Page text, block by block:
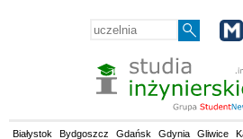
Białystok Bydgoszcz Gdańsk Gdynia Gliwice